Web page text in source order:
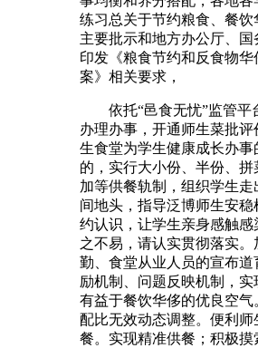
练习总关于节约粮食、餐饮
主要批示和地方办公厅、国
印发《粮食节约和反食物华
案》相关要求，
依托“邑食无忧”监管平
办理办事，开通师生菜批评
生食堂为学生健康成长办事
的，实行大小份、半份、拼
加等供餐轨制，组织学生走
间地头，指导泛博师生安稳
约认识，让学生亲身感触感
之不易，请认实贯彻落实。
勤、食堂从业人员的宣布道
励机制、问题反映机制，实
有益于餐饮华侈的优良空气
配比无效动态调整。便利师
餐。实现精准供餐；积极摸